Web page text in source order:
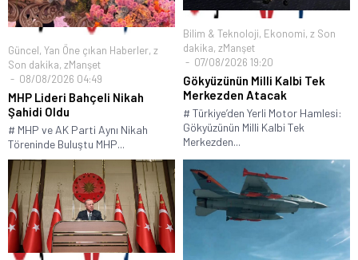
Güncel, Yan Öne çıkan Haberler, z
Son dakika, zManşet
08/08/2026 04:49
MHP Lideri Bahçeli Nikah
Şahidi Oldu
# MHP ve AK Parti Aynı Nikah
Töreninde Buluştu MHP...
Bilim & Teknoloji, Ekonomi, z Son
dakika, zManşet
07/08/2026 19:20
Gökyüzünün Milli Kalbi Tek
Merkezden Atacak
# Türkiye’den Yerli Motor Hamlesi:
Gökyüzünün Milli Kalbi Tek
Merkezden...